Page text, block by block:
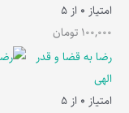
امتیاز 0 از 5
100,000 تومان
رضا به قضا و قدر
الهی
امتیاز 0 از 5